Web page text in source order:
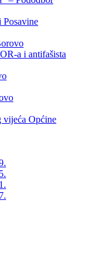
Posavine
a i antifašista
vijeća Općine